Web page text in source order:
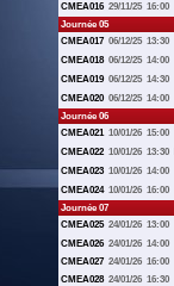
CMEA016 29/11/25 16:00
Journée 05
CMEA017 06/12/25 13:30
CMEA018 06/12/25 14:00
CMEA019 06/12/25 14:30
CMEA020 06/12/25 14:00
Journée 06
CMEA021 10/01/26 15:00
CMEA022 10/01/26 13:30
CMEA023 10/01/26 14:00
CMEA024 10/01/26 16:00
Journée 07
CMEA025 24/01/26 13:00
CMEA026 24/01/26 14:00
CMEA027 24/01/26 16:00
CMEA028 24/01/26 16:30